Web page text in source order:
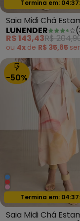
Oferta
Termina em:
Saia Midi Chá
com Sobreposição
LUNENDER (
R$ 143,43R$
ou 4x de R$ 35,85
-50%
Oferta
Termina em:
Saia Midi Chá